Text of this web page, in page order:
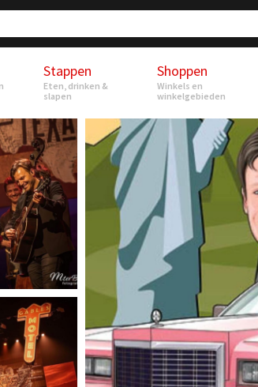
Stappen
Eten, drinken &
slapen
Shoppen
Winkels en
winkelgebieden